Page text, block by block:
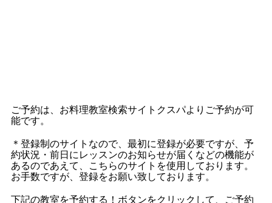
ご予約は、お料理教室検索サイトクスパよりご予約が可
能です。
＊登録制のサイトなので、最初に登録が必要ですが、予
約状況・前日にレッスンのお知らせが届くなどの機能が
あるのであえて、こちらのサイトを使用しております。
お手数ですが、登録をお願い致しております。
下記の教室を予約する！ボタンをクリックして、ご予約